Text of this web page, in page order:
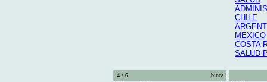
CHILE
MEXICO
COSTA
SALUD
4 / 6
binca1